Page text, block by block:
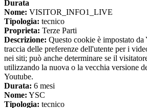
Durata
Nome: VISITOR_INFO1_LIVE
Tipologia: tecnico
Proprieta: Terze Parti
Descrizione: Questo cookie è impostato da
traccia delle preferenze dell'utente per i
nei siti; può anche determinare se il
utilizzando la nuova o la vecchia versione
Youtube.
Durata: 6 mesi
Nome: YSC
Tipologia: tecnico